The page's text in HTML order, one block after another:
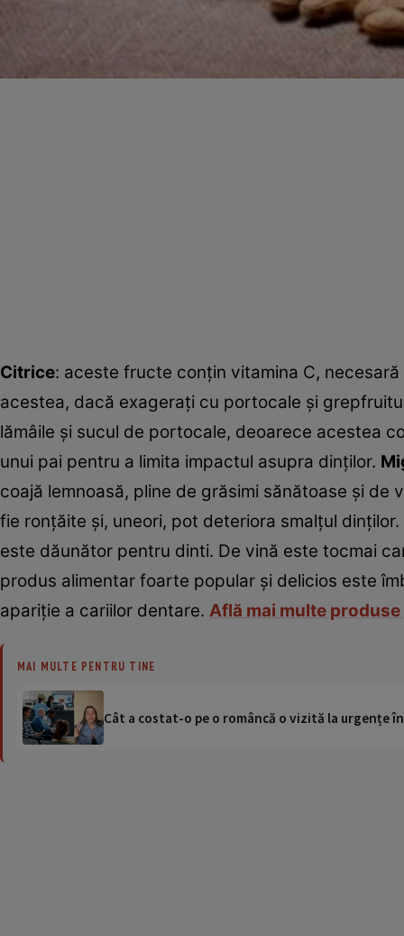
Citrice: aceste fructe conţin vitamina C,
acestea, dacă exageraţi cu portocale şi
lămâile şi sucul de portocale, deoarece acestea
unui pai pentru a limita impactul asupra dinţilor.
coajă lemnoasă, pline de grăsimi sănătoase şi
fie ronţăite şi, uneori, pot deteriora smalţul dinţilor.
este dăunător pentru dinti. De vină este tocmai
produs alimentar foarte popular şi delicios este
apariţie a cariilor dentare. Află mai multe
MAI MULTE PENTRU TINE
Cât a costat-o pe o româncă o vizită la urgențe